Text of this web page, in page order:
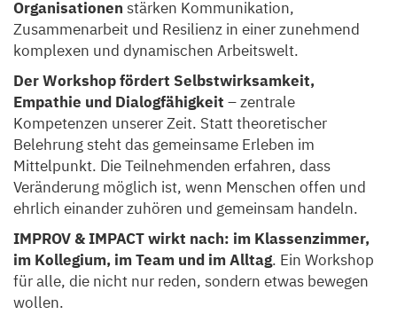
Organisationen stärken Kommunikation,
Zusammenarbeit und Resilienz in einer zunehmend
komplexen und dynamischen Arbeitswelt.
Der Workshop fördert Selbstwirksamkeit,
Empathie und Dialogfähigkeit – zentrale
Kompetenzen unserer Zeit. Statt theoretischer
Belehrung steht das gemeinsame Erleben im
Mittelpunkt. Die Teilnehmenden erfahren, dass
Veränderung möglich ist, wenn Menschen offen und
ehrlich einander zuhören und gemeinsam handeln.
IMPROV & IMPACT wirkt nach: im Klassenzimmer,
im Kollegium, im Team und im Alltag. Ein Workshop
für alle, die nicht nur reden, sondern etwas bewegen
wollen.